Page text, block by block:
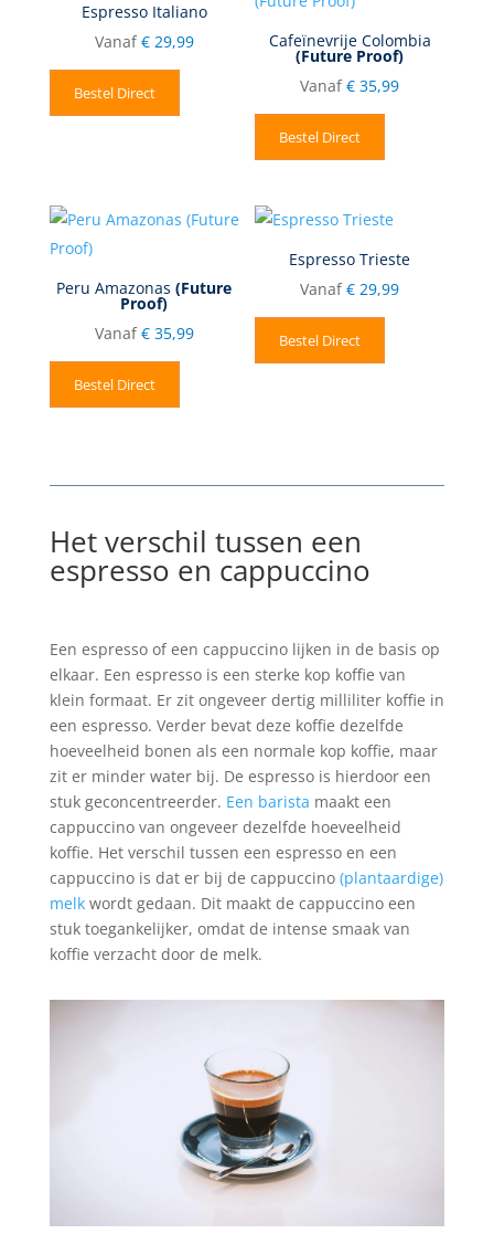
Espresso Italiano
Vanaf €29,99
Bestel Direct
Cafeïnevrije Colombia
(Future Proof)
Vanaf € 35,99
Bestel Direct
Peru Amazonas(Future
Proof)
Vanaf €35,99
Bestel Direct
Espresso Trieste
Vanaf € 29,99
Bestel Direct
Het verschil tussen een
espresso en cappuccino
Een espresso of een cappuccino lijken in de basis op
elkaar. Een espresso is een sterke kop koffie van
klein formaat. Er zit ongeveer dertig milliliter koffie in
een espresso. Verder bevat deze koffie dezelfde
hoeveelheid bonen als een normale kop koffie, maar
zit er minder water bij. De espresso is hierdoor een
stuk geconcentreerder. Een barista maakt een
cappuccino van ongeveer dezelfde hoeveelheid
koffie. Het verschil tussen een espresso en een
cappuccino is dat er bij de cappuccino (plantaardige)
melkwordt gedaan. Dit maakt de cappuccino een
stuk toegankelijker, omdat de intense smaak van
koffie verzacht door de melk.